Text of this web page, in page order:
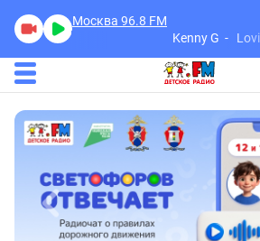
Москва 96.8 FM
Kenny G
Loving